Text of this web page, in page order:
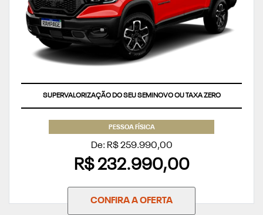
SUPERVALORIZAÇÃO DO SEU SEMINOVO OU TAXA ZERO
PESSOA FÍSICA
De: R$ 259.990,00
R$ 232.990,00
CONFIRA A OFERTA